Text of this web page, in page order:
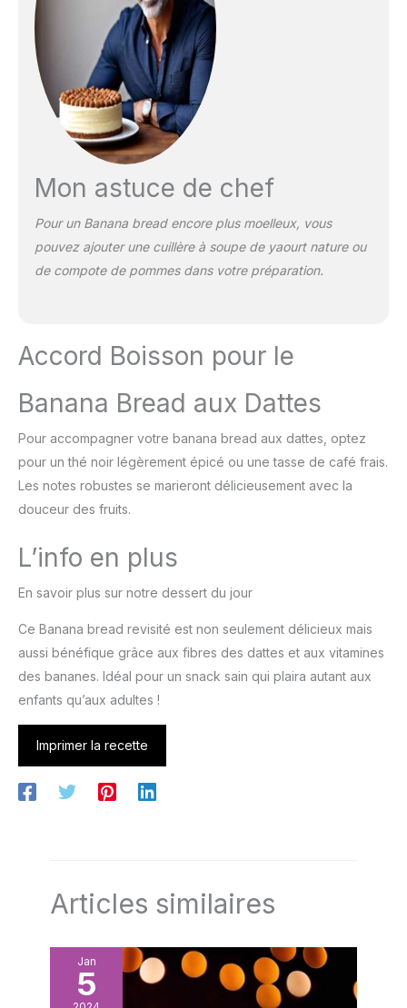
Mon astuce de chef
Pour un Banana bread encore plus moelleux, vous
pouvez ajouter une cuillère à soupe de yaourt nature ou
de compote de pommes dans votre préparation.
Accord Boisson pour le
Banana Bread aux Dattes
Pour accompagner votre banana bread aux dattes, optez
pour un thé noir légèrement épicé ou une tasse de café frais.
Les notes robustes se marieront délicieusement avec la
douceur des fruits.
L’info en plus
En savoir plus sur notre dessert du jour
Ce Banana bread revisité est non seulement délicieux mais
aussi bénéfique grâce aux fibres des dattes et aux vitamines
des bananes. Idéal pour un snack sain qui plaira autant aux
enfants qu’aux adultes !
Imprimer la recette
Articles similaires
Jan
5